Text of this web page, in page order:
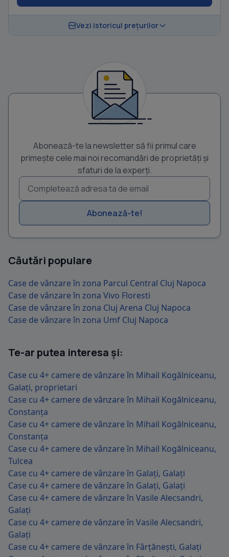
Vezi istoricul prețurilor
Abonează-te la newsletter să fii primul care
primește cele mai noi recomandări de proprietăți și
sfaturi de la experți.
Abonează-te!
Căutări populare
Case de vânzare în zona Parcul Central Cluj Napoca
Case de vânzare în zona Vivo Floresti
Case de vânzare în zona Cluj Arena Cluj Napoca
Case de vânzare în zona Umf Cluj Napoca
Te-ar putea interesa și:
Case cu 4+ camere de vânzare în Mihail Kogălniceanu,
Galați, proprietari
Case cu 4+ camere de vânzare în Mihail Kogălniceanu,
Constanța
Case cu 4+ camere de vânzare în Mihail Kogălniceanu,
Constanța
Case cu 4+ camere de vânzare în Mihail Kogălniceanu,
Tulcea
Case cu 4+ camere de vânzare în Galați, Galați
Case cu 4+ camere de vânzare în Galați, Galați
Case cu 4+ camere de vânzare în Vasile Alecsandri,
Galați
Case cu 4+ camere de vânzare în Vasile Alecsandri,
Galați
Case cu 4+ camere de vânzare în Fârțănești, Galați